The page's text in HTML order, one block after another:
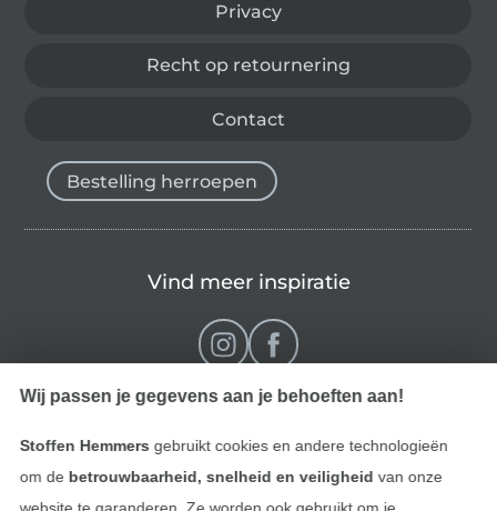
Privacy
Recht op retournering
Contact
Bestelling herroepen
Vind meer inspiratie
Wij passen je gegevens aan je behoeften aan!
Stoffen Hemmers gebruikt cookies en andere technologieën
om de betrouwbaarheid, snelheid en veiligheid van onze